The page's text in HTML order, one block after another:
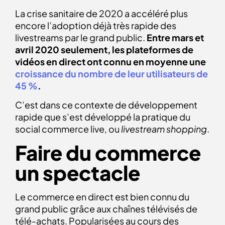
La crise sanitaire de 2020 a accéléré plus
encore l’adoption déjà très rapide des
livestreams par le grand public. Entre mars et
avril 2020 seulement, les plateformes de
vidéos en direct ont connu en moyenne une
croissance du nombre de leur utilisateurs de
45 %.
C’est dans ce contexte de développement
rapide que s’est développé la pratique du
social commerce live, ou livestream shopping.
Faire du commerce
un spectacle
Le commerce en direct est bien connu du
grand public grâce aux chaînes télévisés de
télé-achats. Popularisées au cours des